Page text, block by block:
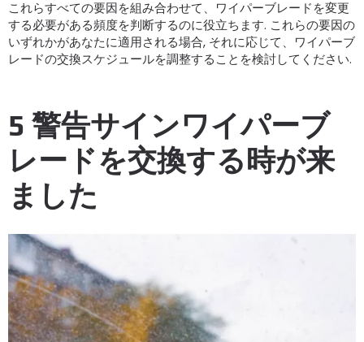
これらすべての要因を組み合わせて、ワイパーブレードを変更
する必要がある頻度を判断するのに役立ちます. これらの要因の
いずれかがあなたに適用される場合, それに応じて、ワイパーブ
レードの交換スケジュールを調整することを検討してください.
5 警告サインワイパーブ
レードを交換する時が来
ました